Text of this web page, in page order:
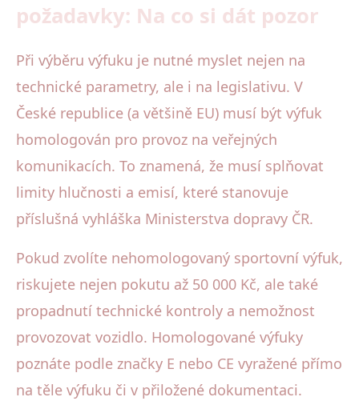
požadavky: Na co si dát pozor
Při výběru výfuku je nutné myslet nejen na
technické parametry, ale i na legislativu. V
České republice (a většině EU) musí být výfuk
homologován pro provoz na veřejných
komunikacích. To znamená, že musí splňovat
limity hlučnosti a emisí, které stanovuje
příslušná vyhláška Ministerstva dopravy ČR.
Pokud zvolíte nehomologovaný sportovní výfuk,
riskujete nejen pokutu až 50 000 Kč, ale také
propadnutí technické kontroly a nemožnost
provozovat vozidlo. Homologované výfuky
poznáte podle značky E nebo CE vyražené přímo
na těle výfuku či v přiložené dokumentaci.